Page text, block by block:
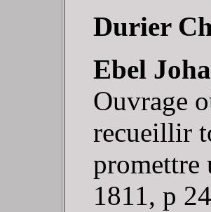
Durier
Ebel
Ouvrage
recueillir
promettre
1811, p